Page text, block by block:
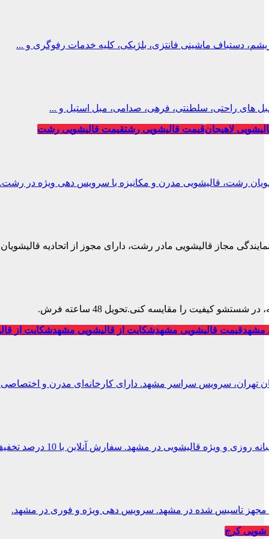
دستباف ماشینی فانتزی، بلژیکی، کلیه خدمات رفوگری و ...
های راحتی، سلطنتی، فرهی، صدامی، مبل استیل و ...
لاهیجانقیمت قالیشویی رشتقیمت قالیشویی رشت
رشت، قالیشویی مدرن و مکانیزه با سرویس دهی ویژه در رشت.
مجاز قالیشویی مادر رشت، دارای مجوز از اتحادیه
کیفیت را مقایسه کنی.تحویل 48 ساعته فرش.
مشهدقیمت قالیشویی مشهدشکایت از قالیشویی مشهدشکایت از
تهران، سرویس سراسر مشهد. دارای کارخانه‌ای مدرن و
ویژه قالیشویی در مشهد. سفارش آنلاین با 10 درصد تخفیف.
مجهز تاسیس شده در مشهد. سرویس دهی ویژه و فوری در مشهد.
شویی کرج